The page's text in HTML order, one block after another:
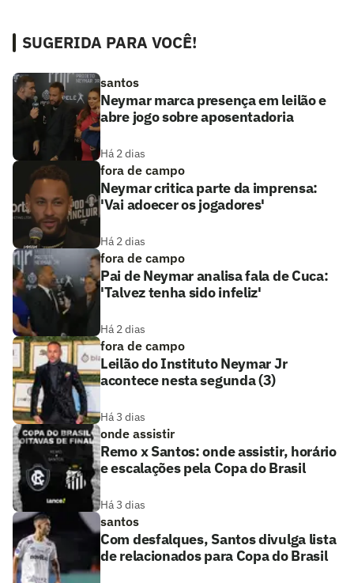
SUGERIDA PARA VOCÊ!
santos
Neymar marca presença em leilão e
abre jogo sobre aposentadoria
Há 2 dias
fora de campo
Neymar critica parte da imprensa:
'Vai adoecer os jogadores'
Há 2 dias
fora de campo
Pai de Neymar analisa fala de Cuca:
'Talvez tenha sido infeliz'
Há 2 dias
fora de campo
Leilão do Instituto Neymar Jr
acontece nesta segunda (3)
Há 3 dias
onde assistir
Remo x Santos: onde assistir, horário
e escalações pela Copa do Brasil
Há 3 dias
santos
Com desfalques, Santos divulga lista
de relacionados para Copa do Brasil